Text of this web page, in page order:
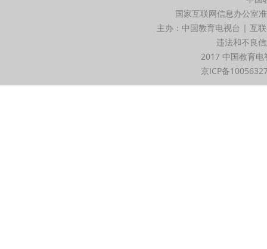
国家互联网信息办公室
主办：中国教育电视台 | 互
违法和不良
2017 中国教育
京ICP备